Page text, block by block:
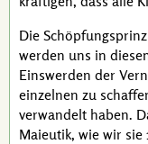
Die
werden uns in
Einswerden der
einzelnen zu
verwandelt haben.
Maieutik, wie wir sie